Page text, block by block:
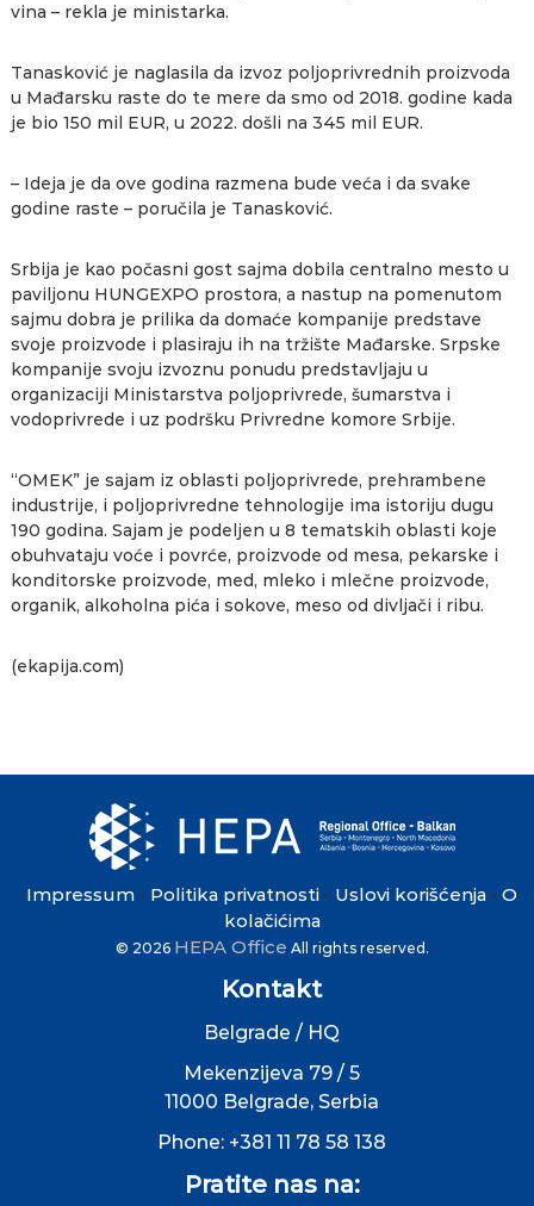
vina – rekla je ministarka.
Tanasković je naglasila da izvoz poljoprivrednih proizvoda
u Mađarsku raste do te mere da smo od 2018. godine kada
je bio 150 mil EUR, u 2022. došli na 345 mil EUR.
– Ideja je da ove godina razmena bude veća i da svake
godine raste – poručila je Tanasković.
Srbija je kao počasni gost sajma dobila centralno mesto u
paviljonu HUNGEXPO prostora, a nastup na pomenutom
sajmu dobra je prilika da domaće kompanije predstave
svoje proizvode i plasiraju ih na tržište Mađarske. Srpske
kompanije svoju izvoznu ponudu predstavljaju u
organizaciji Ministarstva poljoprivrede, šumarstva i
vodoprivrede i uz podršku Privredne komore Srbije.
“OMEK” je sajam iz oblasti poljoprivrede, prehrambene
industrije, i poljoprivredne tehnologije ima istoriju dugu
190 godina. Sajam je podeljen u 8 tematskih oblasti koje
obuhvataju voće i povrće, proizvode od mesa, pekarske i
konditorske proizvode, med, mleko i mlečne proizvode,
organik, alkoholna pića i sokove, meso od divljači i ribu.
(ekapija.com)
Impressum • Politika privatnosti • Uslovi korišćenja •O
kolačićima
© 2026 HEPA Office All rights reserved.
Kontakt
Belgrade / HQ
Mekenzijeva 79 / 5
11000 Belgrade, Serbia
Phone: +381 11 78 58 138
Pratite nas na: